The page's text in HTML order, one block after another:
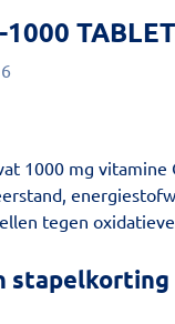
1000 mg vitamine
tegen